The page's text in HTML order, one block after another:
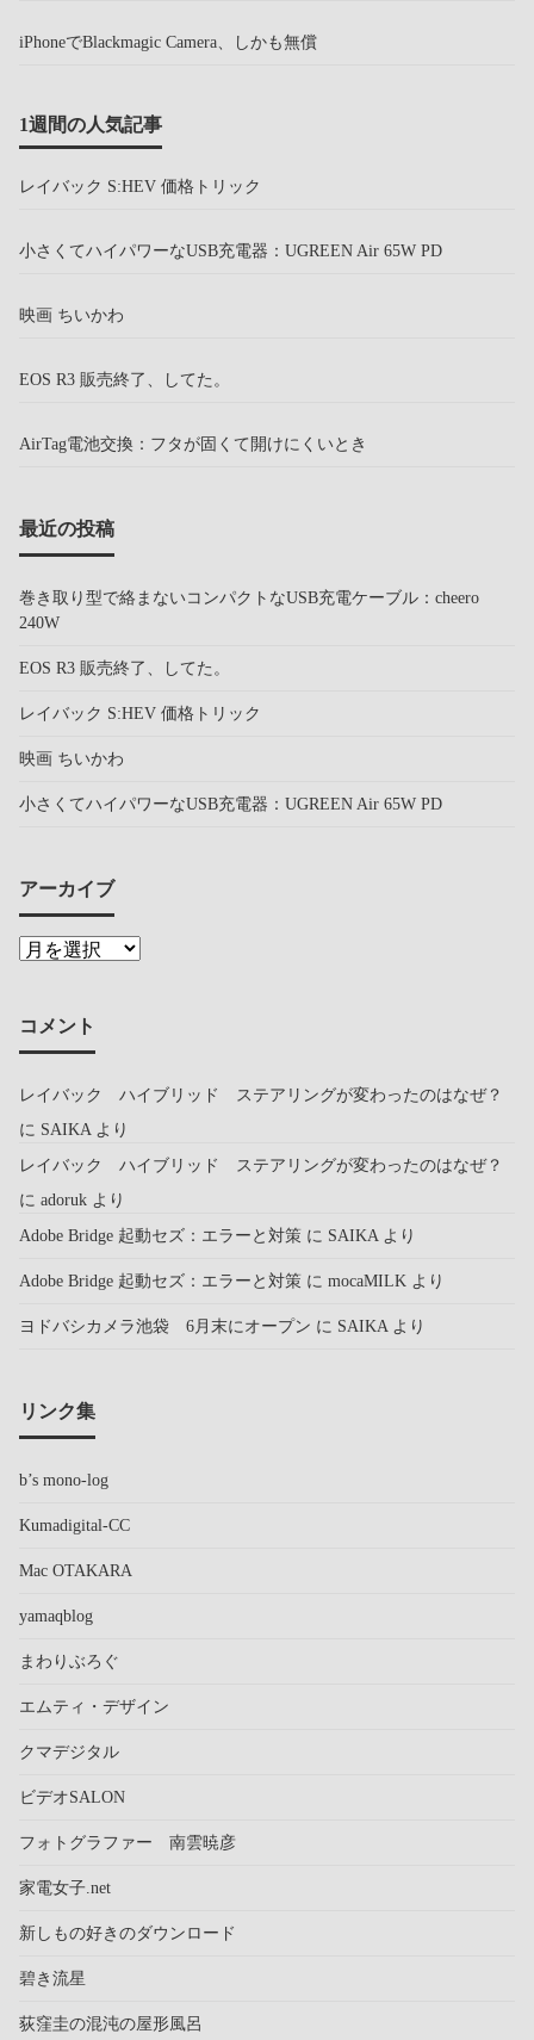
iPhoneでBlackmagic Camera、しかも無償
1週間の人気記事
レイバック S:HEV 価格トリック
小さくてハイパワーなUSB充電器：UGREEN Air 65W PD
映画 ちいかわ
EOS R3 販売終了、してた。
AirTag電池交換：フタが固くて開けにくいとき
最近の投稿
巻き取り型で絡まないコンパクトなUSB充電ケーブル：cheero
240W
EOS R3 販売終了、してた。
レイバック S:HEV 価格トリック
映画 ちいかわ
小さくてハイパワーなUSB充電器：UGREEN Air 65W PD
アーカイブ
コメント
レイバック ハイブリッド ステアリングが変わったのはなぜ？
に SAIKA より
レイバック ハイブリッド ステアリングが変わったのはなぜ？
に adoruk より
Adobe Bridge 起動セズ：エラーと対策 に SAIKA より
Adobe Bridge 起動セズ：エラーと対策 に mocaMILK より
ヨドバシカメラ池袋 6月末にオープン に SAIKA より
リンク集
b’s mono-log
Kumadigital-CC
Mac OTAKARA
yamaqblog
まわりぶろぐ
エムティ・デザイン
クマデジタル
ビデオSALON
フォトグラファー 南雲暁彦
家電女子.net
新しもの好きのダウンロード
碧き流星
荻窪圭の混沌の屋形風呂